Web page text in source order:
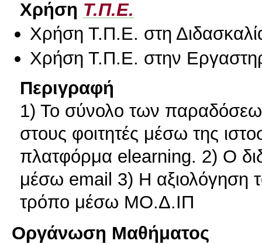
Χρήση Τ.Π.Ε.
Χρήση Τ.Π.Ε. στη
Χρήση Τ.Π.Ε. στην
Περιγραφή
1) Το σύνολο των
στους φοιτητές μέσω της
πλατφόρμα elearning. 2) Ο
μέσω email 3) Η αξιολόγηση
τρόπο μέσω ΜΟ.Δ.ΙΠ
Οργάνωση Μαθήματος